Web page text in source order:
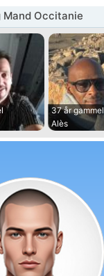
Mand Occitanie
37 år gammel
Alès